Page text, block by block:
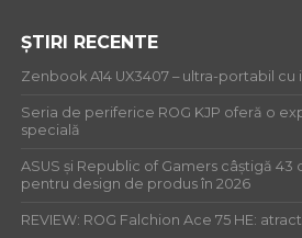
ȘTIRI RECENTE
Zenbook A14 UX3407 – ultra-portabil
Seria de periferice ROG KJP oferă o
specială
ASUS și Republic of Gamers câștigă
pentru design de produs în 2026
REVIEW: ROG Falchion Ace 75 HE: